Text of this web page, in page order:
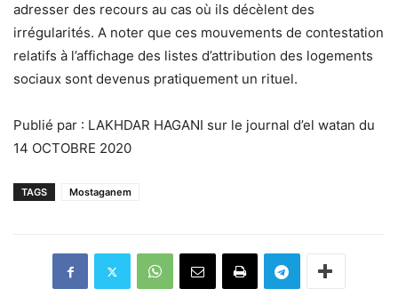
adresser des recours au cas où ils décèlent des
irrégularités. A noter que ces mouvements de contestation
relatifs à l’affichage des listes d’attribution des logements
sociaux sont devenus pratiquement un rituel.
Publié par : LAKHDAR HAGANI sur le journal d’el watan du
14 OCTOBRE 2020
TAGS Mostaganem